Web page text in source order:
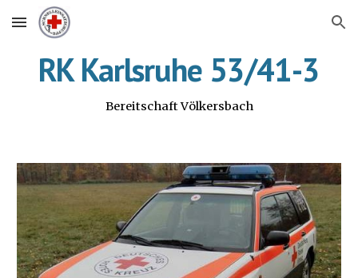
Skip to main content Skip to navigation
RK Karlsruhe 53/41-3
Bereitschaft Völkersbach